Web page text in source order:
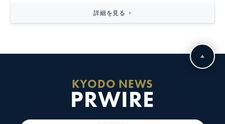
詳細を見る
KYODO NEWS
PRWIRE